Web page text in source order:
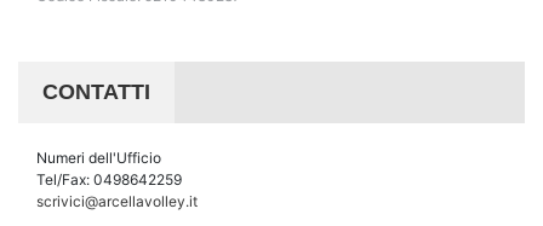
CONTATTI
Numeri dell'Ufficio
Tel/Fax: 0498642259
scrivici@arcellavolley.it